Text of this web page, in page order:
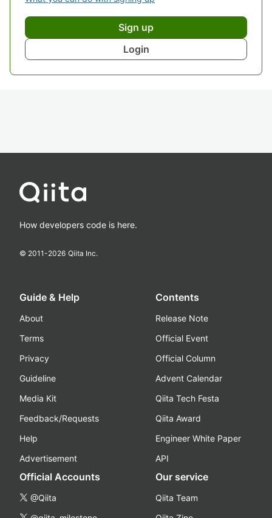
Sign up
Login
How developers code is here.
© 2011-2026 Qiita Inc.
Guide & Help
About
Terms
Privacy
Guideline
Media Kit
Feedback/Requests
Help
Advertisement
Contents
Release Note
Official Event
Official Column
Advent Calendar
Qiita Tech Festa
Qiita Award
Engineer White Paper
API
Official Accounts
@Qiita
Our service
Qiita Team